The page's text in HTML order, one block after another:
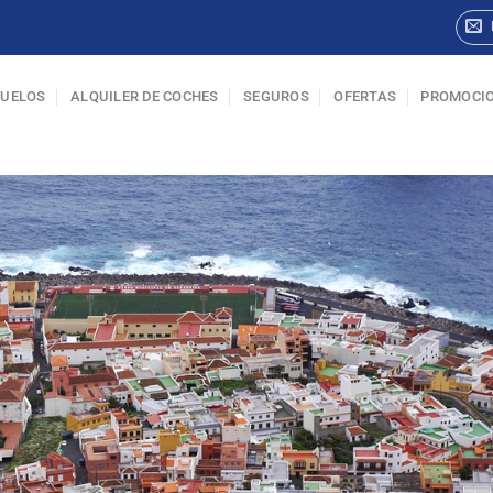
ALQUILER DE COCHES SEGUROS OFERTAS